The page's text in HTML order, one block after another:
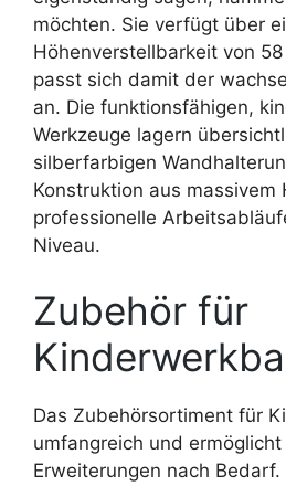
möchten. Sie verfügt über
Höhenverstellbarkeit von
passt sich damit der
an. Die funktionsfähigen,
Werkzeuge lagern
silberfarbigen
Konstruktion aus
professionelle
Niveau.
Zubehör für
Das Zubehörsortiment für
umfangreich und
Erweiterungen nach